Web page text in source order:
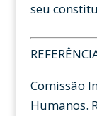
seu
Comissão
Humanos.